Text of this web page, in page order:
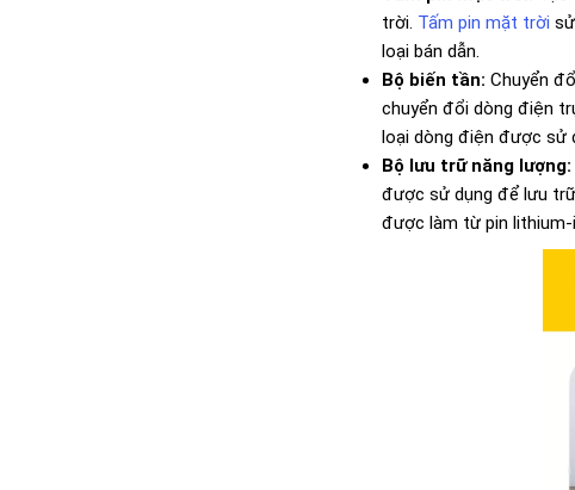
trời. Tấm pin mặt trời
loại bán dẫn.
Bộ biến tần:Chuyển
chuyển đổi dòng điện
loại dòng điện được sử
Bộ lưu trữ năng lượng:
được sử dụng để lưu
được làm từ pin lithium-